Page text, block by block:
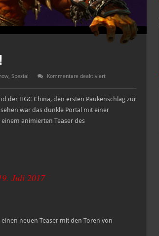
, Spezial Kommentare deaktiviertfür
Höllschrei
Joins
the
der HGC China, den ersten Paukenschlag zur
war das dunkle Portal mit einer
animierten Teaser des
Juli 2017
neuen Teaser mit den Toren von